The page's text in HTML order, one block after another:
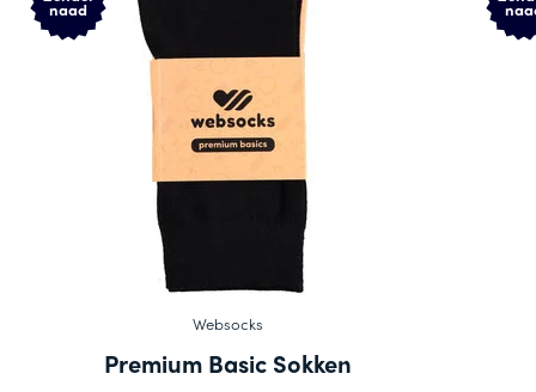
naad
Websocks
Premium Basic Sokken